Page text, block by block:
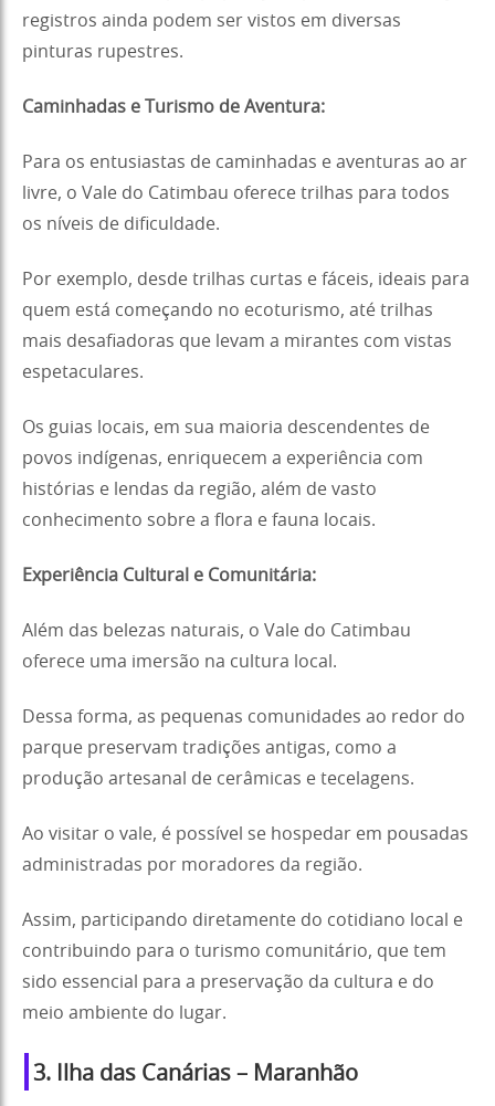
registros ainda podem ser vistos em diversas
pinturas rupestres.
Caminhadas e Turismo de Aventura:
Para os entusiastas de caminhadas e aventuras ao ar
livre, o Vale do Catimbau oferece trilhas para todos
os níveis de dificuldade.
Por exemplo, desde trilhas curtas e fáceis, ideais para
quem está começando no ecoturismo, até trilhas
mais desafiadoras que levam a mirantes com vistas
espetaculares.
Os guias locais, em sua maioria descendentes de
povos indígenas, enriquecem a experiência com
histórias e lendas da região, além de vasto
conhecimento sobre a flora e fauna locais.
Experiência Cultural e Comunitária:
Além das belezas naturais, o Vale do Catimbau
oferece uma imersão na cultura local.
Dessa forma, as pequenas comunidades ao redor do
parque preservam tradições antigas, como a
produção artesanal de cerâmicas e tecelagens.
Ao visitar o vale, é possível se hospedar em pousadas
administradas por moradores da região.
Assim, participando diretamente do cotidiano local e
contribuindo para o turismo comunitário, que tem
sido essencial para a preservação da cultura e do
meio ambiente do lugar.
3. Ilha das Canárias – Maranhão